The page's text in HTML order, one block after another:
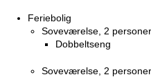
Feriebolig
Soveværelse, 2 personer
Dobbeltseng
Soveværelse, 2 personer